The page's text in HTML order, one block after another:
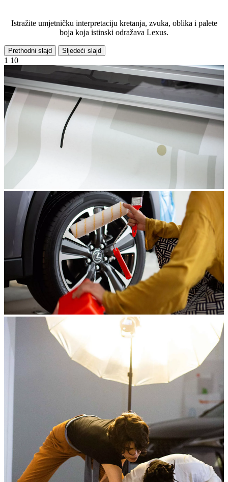
Istražite umjetničku interpretaciju kretanja, zvuka, oblika i palete
boja koja istinski odražava Lexus.
Prethodni slajd Sljedeći slajd
1 10